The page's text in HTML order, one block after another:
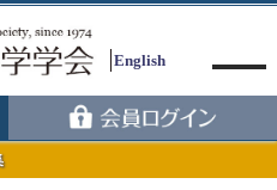
English